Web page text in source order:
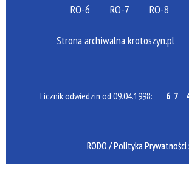
RO-6 RO-7 RO-8
Strona archiwalna krotoszyn.pl
Licznik odwiedzin od 09.04.1998: 67
RODO / Polityka Prywatności